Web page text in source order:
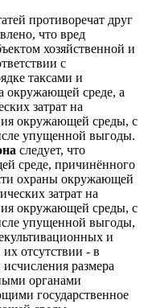
противоречат друг
что вред
хозяйственной и
с
таксами и
окружающей среде, а
затрат на
окружающей среды, с
упущенной выгоды.
следует, что
среде, причинённого
охраны окружающей
затрат на
окружающей среды, с
упущенной выгоды,
и
отсутствии - в
размера
органами
государственное